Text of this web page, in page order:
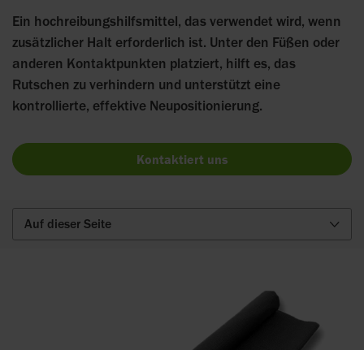
Ein hochreibungshilfsmittel, das verwendet wird, wenn
zusätzlicher Halt erforderlich ist. Unter den Füßen oder
anderen Kontaktpunkten platziert, hilft es, das
Rutschen zu verhindern und unterstützt eine
kontrollierte, effektive Neupositionierung.
Kontaktiert uns
Auf dieser Seite